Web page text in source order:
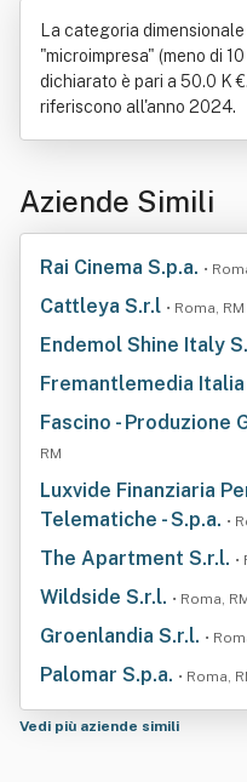
La categoria
"microimpresa" (meno di
dichiarato è pari a 50.0 K
riferiscono all'anno 2024.
Aziende Simili
Rai Cinema S.p.a. •
Cattleya S.r.l • Roma, RM
Endemol Shine Italy
Fremantlemedia Italia
Fascino - Produzione
RM
Luxvide Finanziaria
Telematiche - S.p.a. •
The Apartment S.r.l. •
Wildside S.r.l. • Roma,
Groenlandia S.r.l. •
Palomar S.p.a. • Roma,
Vedi più aziende simili